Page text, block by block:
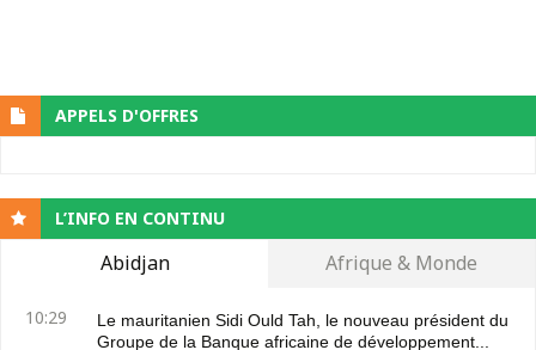
APPELS D'OFFRES
L’INFO EN CONTINU
Abidjan Afrique & Monde
10:29
Le mauritanien Sidi Ould Tah, le nouveau président du
Groupe de la Banque africaine de développement...